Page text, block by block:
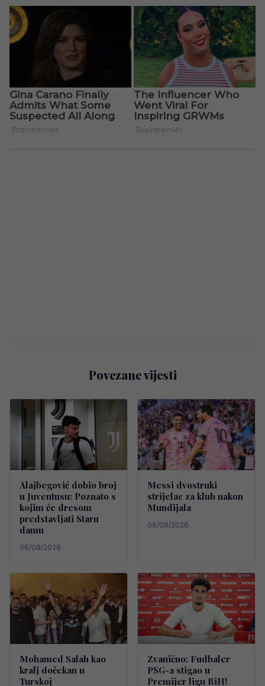
Povezane vijesti
Alajbegović dobio broj
u Juventusu: Poznato s
kojim će dresom
predstavljati Staru
damu
06/08/2026
Messi dvostruki
strijelac za klub nakon
Mundijala
06/08/2026
Mohamed Salah kao
kralj dočekan u
Turskoj
Zvanično: Fudbaler
PSG-a stigao u
Premijer ligu BiH!